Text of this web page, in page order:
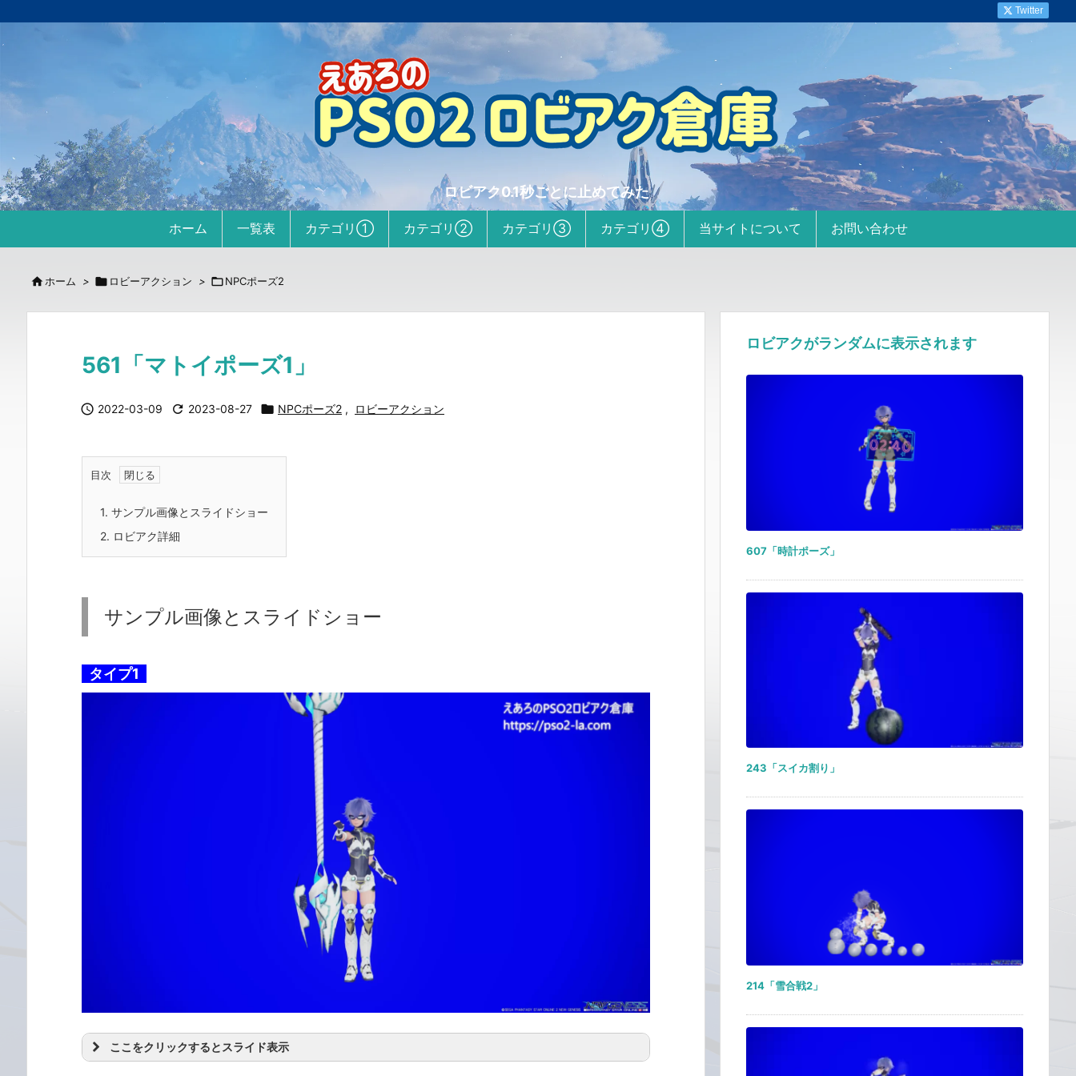
ロビアク0.1秒ごとに止めてみた
ホーム 一覧表 カテゴリ① カテゴリ② カテゴリ③ カテゴリ④ 当サイトについて お問い合わせ
Twitter
 ホーム >  ロビーアクション > NPCポーズ2
561「マトイポーズ1」
 2022-03-09  2023-08-27  NPCポーズ2 , ロビーアクション
目次
1. サンプル画像とスライドショー
2. ロビアク詳細
サンプル画像とスライドショー
タイプ1
ここをクリックするとスライド表示
ロビアクがランダムに表示されます
607「時計ポーズ」
243「スイカ割り」
214「雪合戦2」